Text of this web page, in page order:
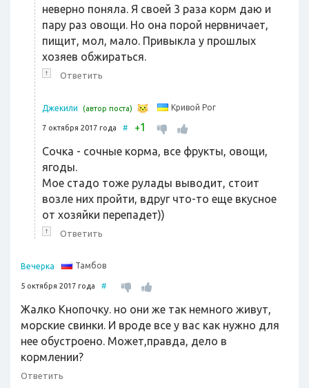
неверно поняла. Я своей 3 раза корм даю и
пару раз овощи. Но она порой нервничает,
пищит, мол, мало. Привыкла у прошлых
хозяев обжираться.
↑ Ответить
Джекили (автор поста) Кривой Рог
7 октября 2017 года # +1
Сочка - сочные корма, все фрукты, овощи,
ягоды.
Мое стадо тоже рулады выводит, стоит
возле них пройти, вдруг что-то еще вкусное
от хозяйки перепадет))
↑ Ответить
Вечерка Тамбов
5 октября 2017 года #
Жалко Кнопочку. но они же так немного живут,
морские свинки. И вроде все у вас как нужно для
нее обустроено. Может,правда, дело в
кормлении?
Ответить